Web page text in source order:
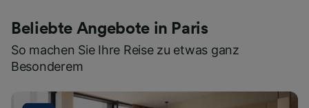
Beliebte Angebote in Paris
So machen Sie Ihre Reise zu etwas ganz
Besonderem